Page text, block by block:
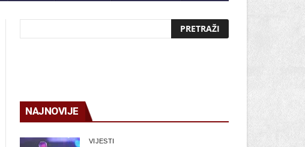
NAJNOVIJE
VIJESTI